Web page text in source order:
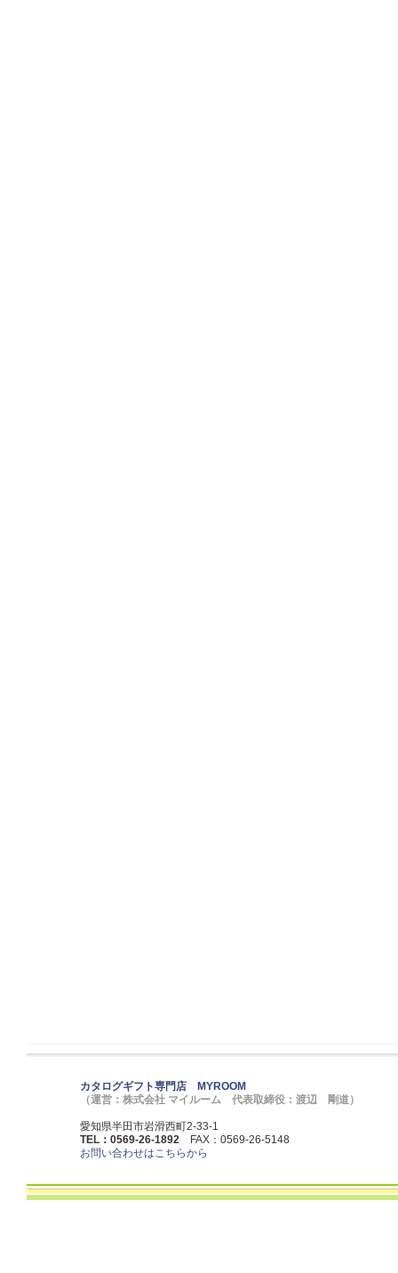
カタログギフト専門店 MYROOM
（運営：株式会社 マイルーム 代表取締役：渡辺 剛道）
愛知県半田市岩滑西町2-33-1
TEL：0569-26-1892 FAX：0569-26-5148
お問い合わせはこちらから